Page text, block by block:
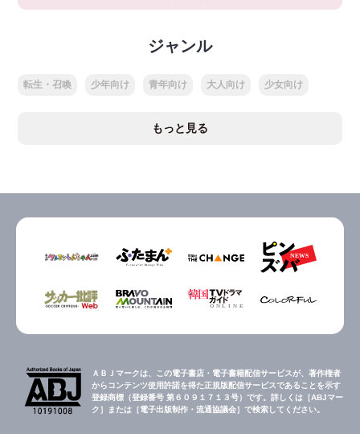
ジャンル
転生・召喚 少年向け 青年向け 大人向け 少女向け
もっと見る
ＡＢＪマークは、この電子書店・電子書籍配信サービスが、著作権者
からコンテンツ使用許諾を得た正規版配信サービスであることを示す
登録商標（登録番号 第６０９１７１３号）です。詳しくは［ABJマー
ク］または［電子出版制作・流通協議会］で検索してください。